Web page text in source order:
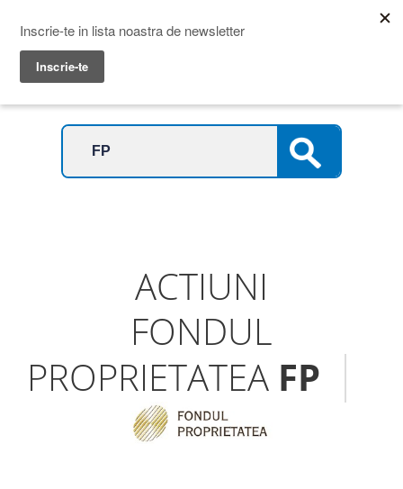
Menu
Prime Transaction
ACTIUNI
FONDUL
PROPRIETATEA FP